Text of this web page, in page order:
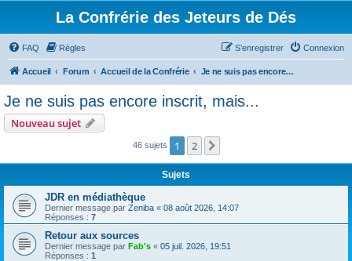
La Confrérie des Jeteurs de Dés
FAQ Règles Connexion
S’enregistrer
Accueil Forum Accueil de la Confrérie Je ne suis pas encore inscrit, mais...
Je ne suis pas encore inscrit, mais...
Nouveau sujet
46 sujets 1 2
Sujets
JDR en médiathèque
Dernier message par Zeniba « 08 août 2026, 14:07
Réponses : 7
Retour aux sources
Dernier message par Fab's « 05 juil. 2026, 19:51
Réponses : 1